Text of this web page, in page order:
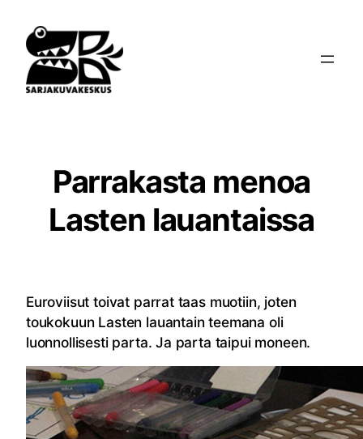
sisältöön
Parrakasta menoa
Lasten lauantaissa
Euroviisut toivat parrat taas muotiin, joten
toukokuun Lasten lauantain teemana oli
luonnollisesti parta. Ja parta taipui moneen.